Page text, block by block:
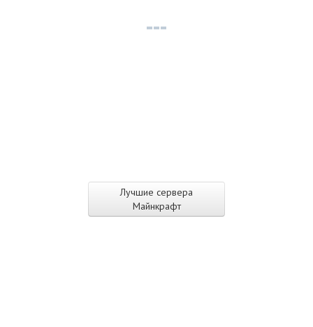
Лучшие сервера
Майнкрафт